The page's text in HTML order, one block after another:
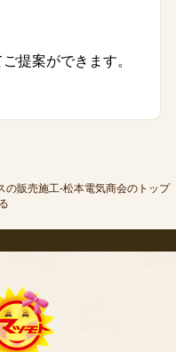
提案ができます。
の販売施工-松本電気商会のトップ